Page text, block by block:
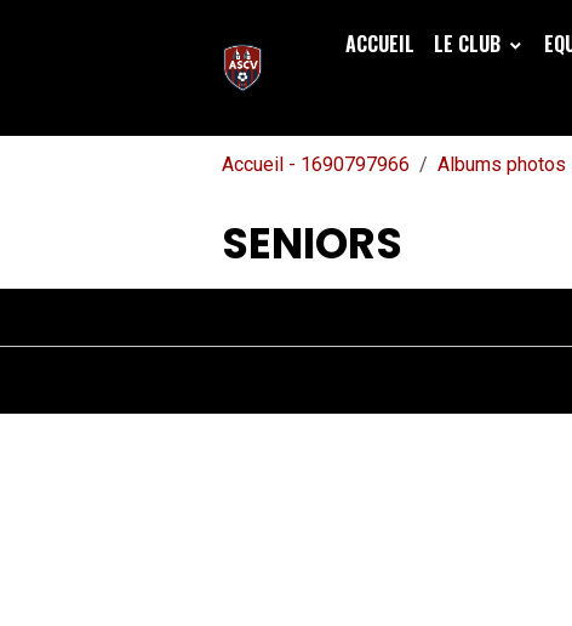
ACCUEIL LE CLUB
Accueil - 1690797966 Albums photos
SENIORS